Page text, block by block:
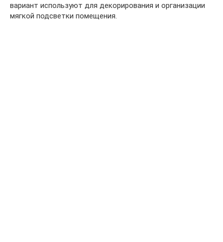
вариант используют для декорирования и организации
мягкой подсветки помещения.